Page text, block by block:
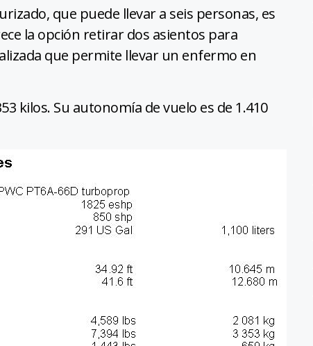
que puede llevar a seis personas, es
la opción retirar dos asientos para
que permite llevar un enfermo en
kilos. Su autonomía de vuelo es de 1.410